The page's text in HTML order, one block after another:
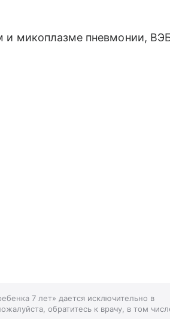
и микоплазме пневмонии,
7 лет» дается исключительно в
обратитесь к врачу, в том